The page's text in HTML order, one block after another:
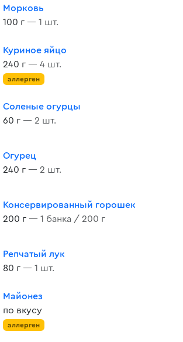
Морковь
100 г — 1 шт.
Куриное яйцо
240 г — 4 шт.
аллерген
Соленые огурцы
60 г — 2 шт.
Огурец
240 г — 2 шт.
Консервированный горошек
200 г — 1 банка / 200 г
Репчатый лук
80 г — 1 шт.
Майонез
по вкусу
аллерген